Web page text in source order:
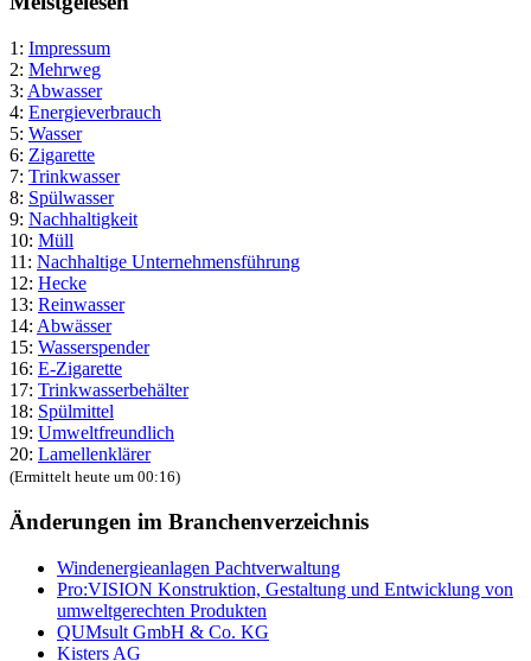
1: Impressum
2: Mehrweg
3: Abwasser
4: Energieverbrauch
5: Wasser
6: Zigarette
7: Trinkwasser
8: Spülwasser
9: Nachhaltigkeit
10: Müll
11: Nachhaltige Unternehmensführung
12: Hecke
13: Reinwasser
14: Abwässer
15: Wasserspender
16: E-Zigarette
17: Trinkwasserbehälter
18: Spülmittel
19: Umweltfreundlich
20: Lamellenklärer
(Ermittelt heute um 00:16)
Änderungen im Branchenverzeichnis
Windenergieanlagen Pachtverwaltung
Pro:VISION Konstruktion, Gestaltung und Entwicklung von
umweltgerechten Produkten
QUMsult GmbH & Co. KG
Kisters AG